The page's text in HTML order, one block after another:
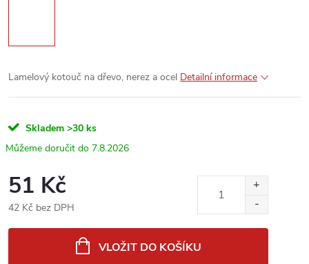
Lamelový kotouč na dřevo, nerez a ocel Detailní informace
Skladem >30 ks
7.8.2026
51 Kč
42 Kč bez DPH
VLOŽIT DO KOŠÍKU